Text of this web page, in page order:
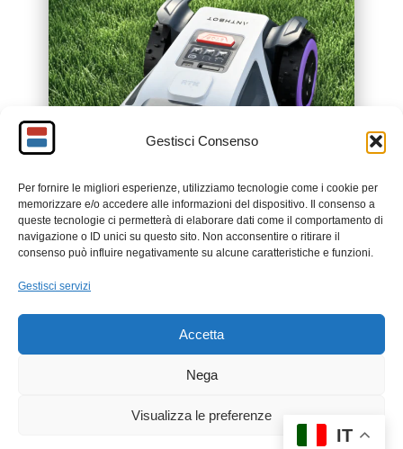
Gestisci Consenso
Per fornire le migliori esperienze, utilizziamo tecnologie come i cookie per
memorizzare e/o accedere alle informazioni del dispositivo. Il consenso a
queste tecnologie ci permetterà di elaborare dati come il comportamento di
navigazione o ID unici su questo sito. Non acconsentire o ritirare il
consenso può influire negativamente su alcune caratteristiche e funzioni.
Gestisci servizi
Accetta
Nega
Visualizza le preferenze
IT